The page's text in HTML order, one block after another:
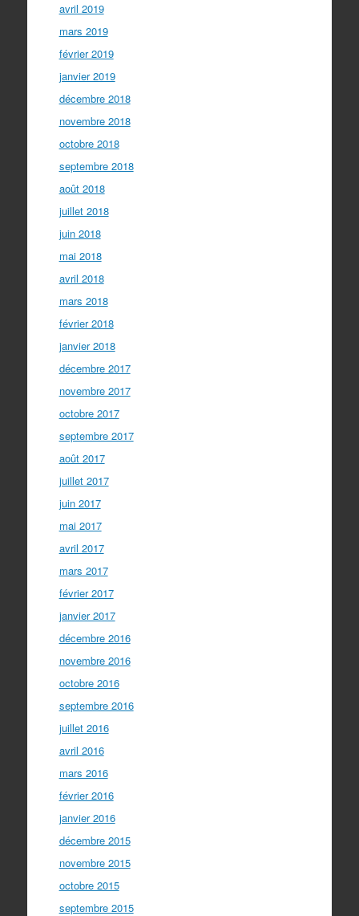
avril 2019
mars 2019
février 2019
janvier 2019
décembre 2018
novembre 2018
octobre 2018
septembre 2018
août 2018
juillet 2018
juin 2018
mai 2018
avril 2018
mars 2018
février 2018
janvier 2018
décembre 2017
novembre 2017
octobre 2017
septembre 2017
août 2017
juillet 2017
juin 2017
mai 2017
avril 2017
mars 2017
février 2017
janvier 2017
décembre 2016
novembre 2016
octobre 2016
septembre 2016
juillet 2016
avril 2016
mars 2016
février 2016
janvier 2016
décembre 2015
novembre 2015
octobre 2015
septembre 2015